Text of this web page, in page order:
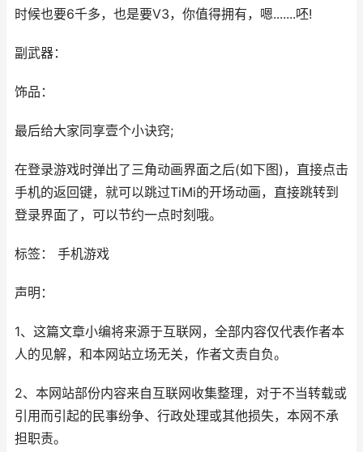
时候也要6千多，也是要V3，你值得拥有，嗯.......呸!
副武器：
饰品：
最后给大家同享壹个小诀窍;
在登录游戏时弹出了三角动画界面之后(如下图)，直接点击
手机的返回键，就可以跳过TiMi的开场动画，直接跳转到
登录界面了，可以节约一点时刻哦。
标签： 手机游戏
声明：
1、这篇文章小编将来源于互联网，全部内容仅代表作者本
人的见解，和本网站立场无关，作者文责自负。
2、本网站部份内容来自互联网收集整理，对于不当转载或
引用而引起的民事纷争、行政处理或其他损失，本网不承
担职责。